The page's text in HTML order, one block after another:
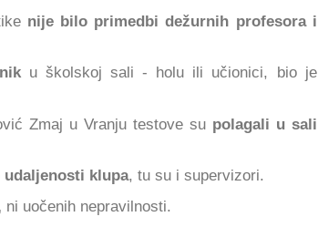
nije bilo primedbi dežurnih profesora i
u školskoj sali - holu ili učionici, bio je
Zmaj u Vranju testove su polagali u sali
klupa, tu su i supervizori.
ni uočenih nepravilnosti.